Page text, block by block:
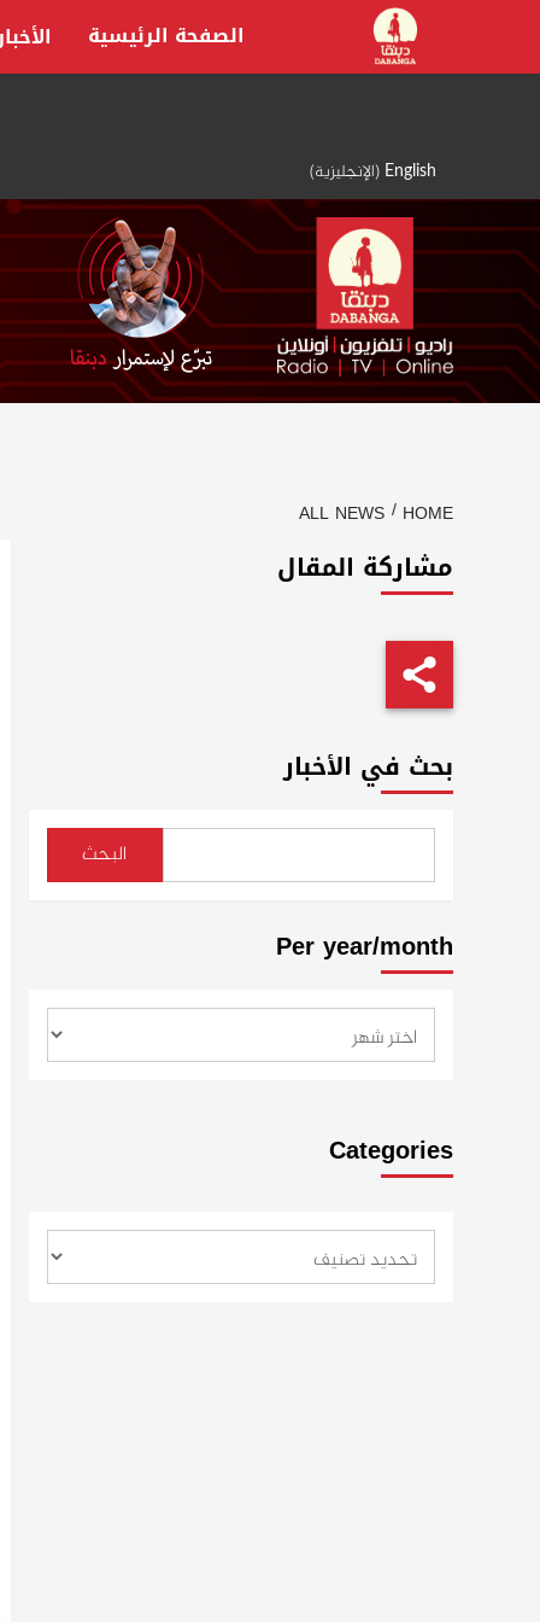
content
English
(الإنجليزية)
الصفحة الرئيسية
HOME
ALL NEWS
مشاركة المقال
بحث في الأخبار
البحث
Per year/month
Categories